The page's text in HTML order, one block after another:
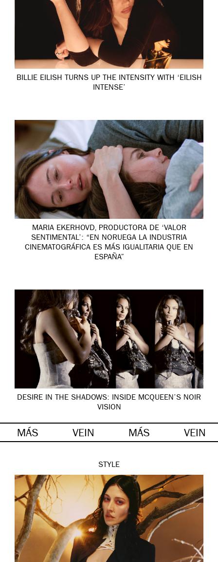
BILLIE EILISH TURNS UP THE INTENSITY WITH ‘EILISH
INTENSE’
MARIA EKERHOVD, PRODUCTORA DE ‘VALOR
SENTIMENTAL’: “EN NORUEGA LA INDUSTRIA
CINEMATOGRÁFICA ES MÁS IGUALITARIA QUE EN
ESPAÑA”
DESIRE IN THE SHADOWS: INSIDE MCQUEEN’S NOIR
VISION
MÁS VEIN MÁS VEIN
STYLE